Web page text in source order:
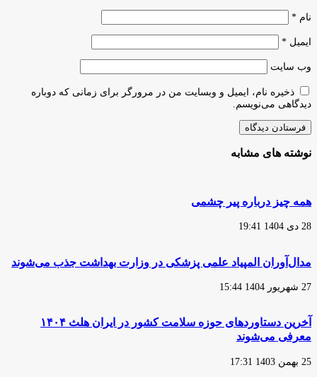
نام *
ایمیل *
وب‌ سایت
ذخیره نام، ایمیل و وبسایت من در مرورگر برای زمانی که دوباره
دیدگاهی می‌نویسم.
نوشته های مشابه
همه چیز درباره پیر چشمی
28 دی 1404 19:41
مدال‌آوران المپیاد علمی پزشکی در وزارت بهداشت جذب می‌شوند
27 شهریور 1404 15:44
آخرین دستاوردهای حوزه سلامت کشور در ایران هلث ۱۴۰۴
معرفی می‌شوند
25 بهمن 1403 17:31